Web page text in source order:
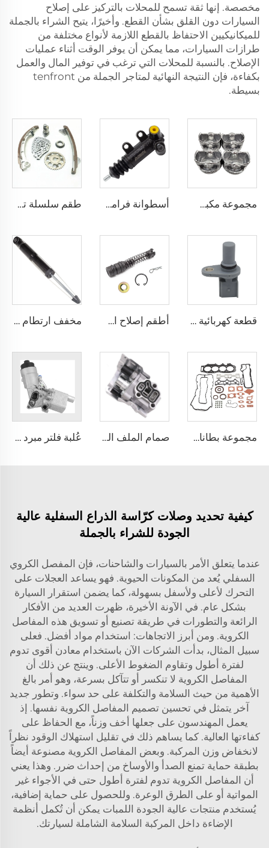
مخصصة. إنها ثقة تسمح للمحلات بالتركيز على إصلاح
السيارات دون القلق بشأن القطع. وأخيرًا، يتيح الشراء بالجملة
للميكانيكيين الاحتفاظ بالقطع اللازمة لأنواع مختلفة من
طرازات السيارات، مما يمكن أن يوفر الوقت أثناء عمليات
الإصلاح. بالنسبة للمحلات التي ترغب في توفير المال والعمل
بكفاءة، فإن النتيجة النهائية لمتاجر الجملة من tenfront
بسيطة.
مجموعة مكبس محرك جديدة بحالة قياسية 55567934 لشيفروليه كروز 1.8 لتر أسطوانة فرامل القابض المساعدة 31470-12093 لـ تويوتا أفانسيس كورولا بريميو ياريس 1.6 طقم سلسلة توقيت معدنية جديدة 13501-22030 و13506-22030 لسيارة تويوتا أفانسيس وكورولا 1.6 لتر و1.8 لتر
قطعة كهربائية للسيارة عالية الجودة 6C11-12K073-AA مستشعر موقع عمود المرفق لسيارات فورد MONDEO وTRANSIT بمحرك 2.0 لتر أطقم إصلاح اسطوانة القابض الرئيسية 04311-60051 لسيارة Toyota LAND CRUISER مخفف ارتطام عالي الجودة 1K0513029FA 1Q0513029FA BRU مخفف ارتطام خلفي غازي لسيارة فولكس واجن جولف Mk5
مجموعة بطانات محرك WEAT عالية الجودة WE01-10-271 مجموعة إحكام الصيانة لسيارة فورد رينجر 3.0 لتر / مازدا BT-50 3.0 لتر صمام الملف اللولبي 15810-RAA-A03 لهوندا أكورد، سيفيك، فيت، سالون، أوشيس، أكورا 2.4 عُلبة فلتر مبرد الزيت 55566784 لمحرك شيفروليه Aveo CRUZE TRAX سعة 1.4
كيفية تحديد وصلات كرّاسة الذراع السفلية عالية
الجودة للشراء بالجملة
عندما يتعلق الأمر بالسيارات والشاحنات، فإن المفصل الكروي
السفلي يُعد من المكونات الحيوية. فهو يساعد العجلات على
التحرك لأعلى ولأسفل بسهولة، كما يضمن استقرار السيارة
بشكل عام. في الآونة الأخيرة، ظهرت العديد من الأفكار
الرائعة والتطورات في طريقة تصنيع أو تسويق هذه المفاصل
الكروية. ومن أبرز الاتجاهات: استخدام مواد أفضل. فعلى
سبيل المثال، بدأت الشركات الآن باستخدام معادن أقوى تدوم
لفترة أطول وتقاوم الضغوط الأعلى. وينتج عن ذلك أن
المفاصل الكروية لا تنكسر أو تتآكل بسرعة، وهو أمر بالغ
الأهمية من حيث السلامة والتكلفة على حد سواء. وتطور جديد
آخر يتمثل في تحسين تصميم المفاصل الكروية نفسها. إذ
يعمل المهندسون على جعلها أخف وزناً، مع الحفاظ على
كفاءتها العالية. كما يساهم ذلك في تقليل استهلاك الوقود نظراً
لانخفاض وزن المركبة. وبعض المفاصل الكروية مصنوعة أيضاً
بطبقة حماية تمنع الصدأ والأوساخ من إحداث ضرر. وهذا يعني
أن المفاصل الكروية تدوم لفترة أطول حتى في الأجواء غير
المواتية أو على الطرق الوعرة. وللحصول على حماية إضافية،
يُستخدم منتجات عالية الجودة اللمبات يمكن أن تُكمل أنظمة
الإضاءة داخل المركبة السلامة الشاملة لسيارتك.